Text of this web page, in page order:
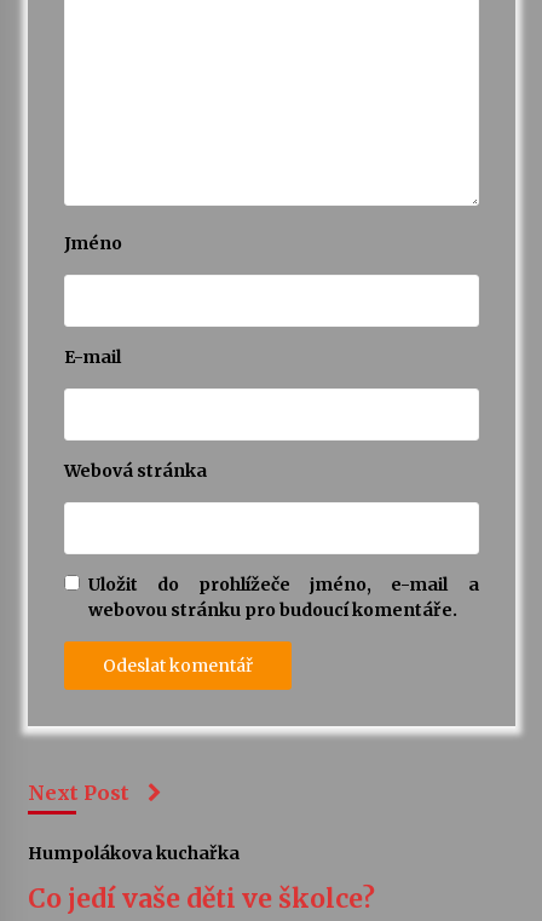
Jméno
E-mail
Webová stránka
Uložit do prohlížeče jméno, e-mail a
webovou stránku pro budoucí komentáře.
Next Post
Humpolákova kuchařka
Co jedí vaše děti ve školce?